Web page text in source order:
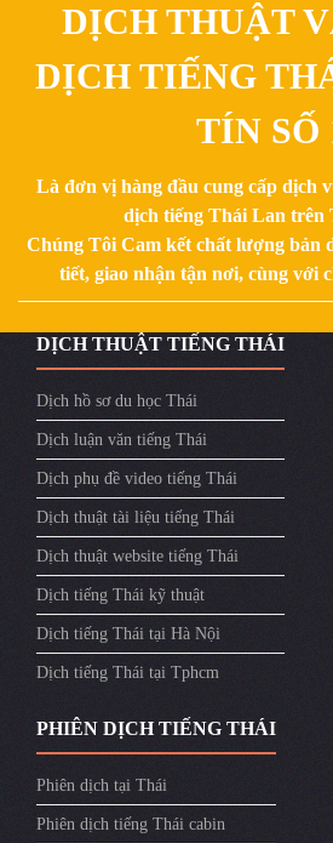
DỊCH THUẬT
DỊCH TIẾNG
TÍN SỐ
Là đơn vị hàng đầu cung cấp dịch
dịch tiếng Thái Lan trên
Chúng Tôi Cam kết chất lượng bản
tiết, giao nhận tận nơi, cùng với
DỊCH THUẬT TIẾNG THÁI
Dịch hồ sơ du học Thái
Dịch luận văn tiếng Thái
Dịch phụ đề video tiếng Thái
Dịch thuật tài liệu tiếng Thái
Dịch thuật website tiếng Thái
Dịch tiếng Thái kỹ thuật
Dịch tiếng Thái tại Hà Nội
Dịch tiếng Thái tại Tphcm
PHIÊN DỊCH TIẾNG THÁI
Phiên dịch tại Thái
Phiên dịch tiếng Thái cabin